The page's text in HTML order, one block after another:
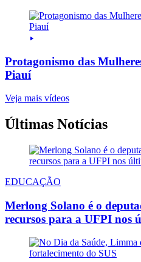
Protagonismo das
Piauí
Veja mais vídeos
Últimas Notícias
EDUCAÇÃO
Merlong Solano é o
recursos para a UFPI nos